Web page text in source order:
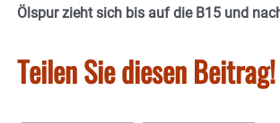
Ölspur zieht sich bis auf die B15 und
Teilen Sie diesen Beitrag!